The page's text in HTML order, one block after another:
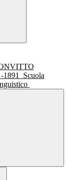
1891
Scuola